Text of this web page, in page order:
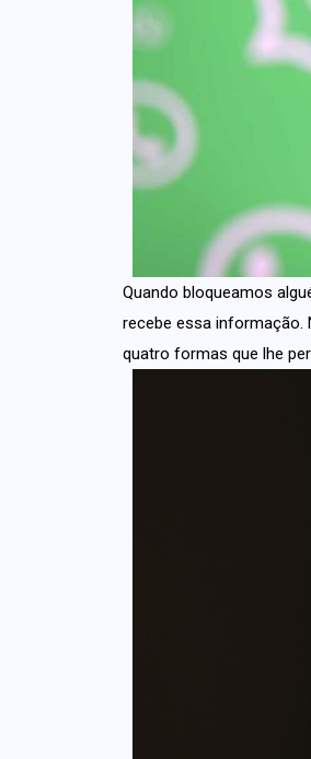
Quando bloqueamos
recebe essa
quatro formas que lhe